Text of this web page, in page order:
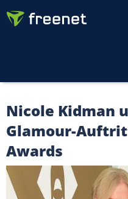
Nicole Kidman
Glamour-
Awards